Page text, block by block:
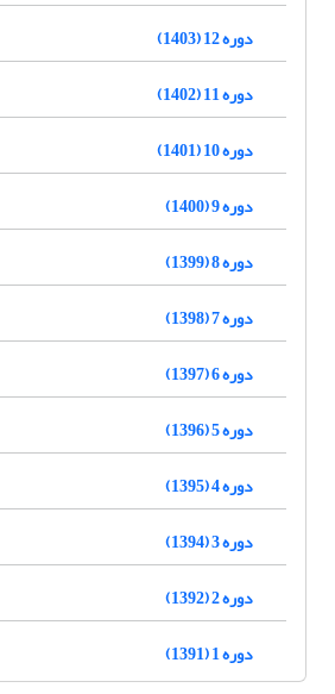
دوره 12 (1403)
دوره 11 (1402)
دوره 10 (1401)
دوره 9 (1400)
دوره 8 (1399)
دوره 7 (1398)
دوره 6 (1397)
دوره 5 (1396)
دوره 4 (1395)
دوره 3 (1394)
دوره 2 (1392)
دوره 1 (1391)